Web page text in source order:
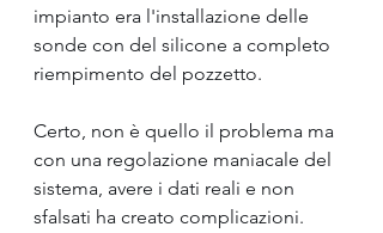
impianto era l'installazione delle
sonde con del silicone a completo
riempimento del pozzetto.
Certo, non è quello il problema ma
con una regolazione maniacale del
sistema, avere i dati reali e non
sfalsati ha creato complicazioni.